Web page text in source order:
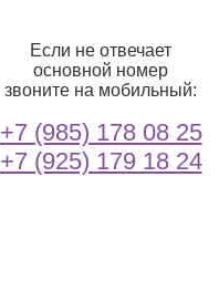
Если не отвечает
основной номер
звоните на мобильный:
+7 (985) 178 08 25
+7 (925) 179 18 24